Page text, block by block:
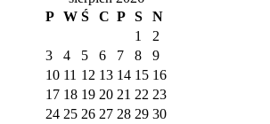
P W Ś C P S
N
1
2
3
4 5 6 7 8
9
10 11 12 13 14 15 16
17 18 19 20 21 22 23
24 25 26 27 28 29 30